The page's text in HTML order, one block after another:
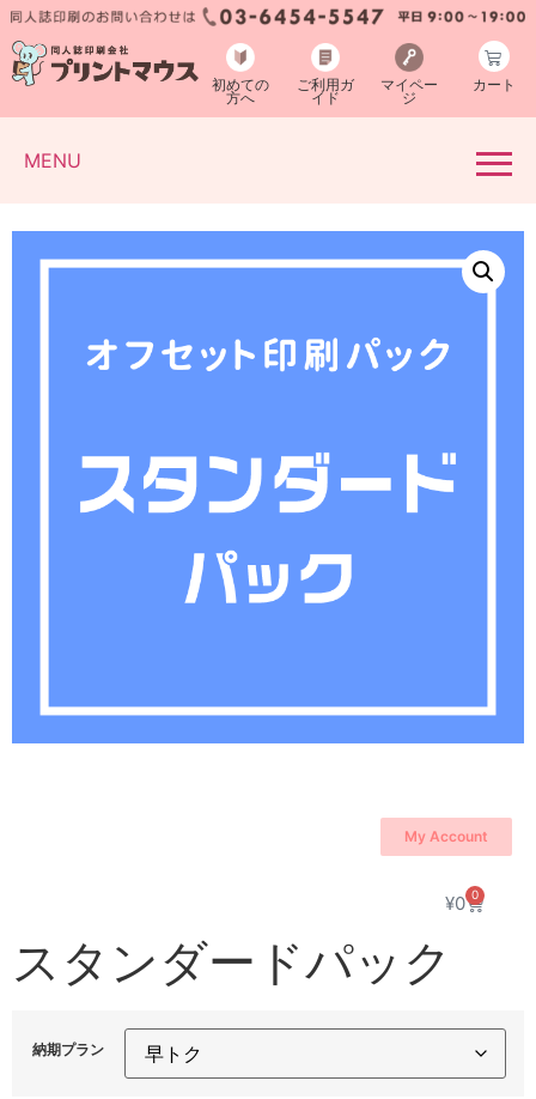
初めての
方へ
ご利用ガ
イド
マイペー
ジ
カート
MENU
My Account
¥0 0
スタンダードパック
納期プラン